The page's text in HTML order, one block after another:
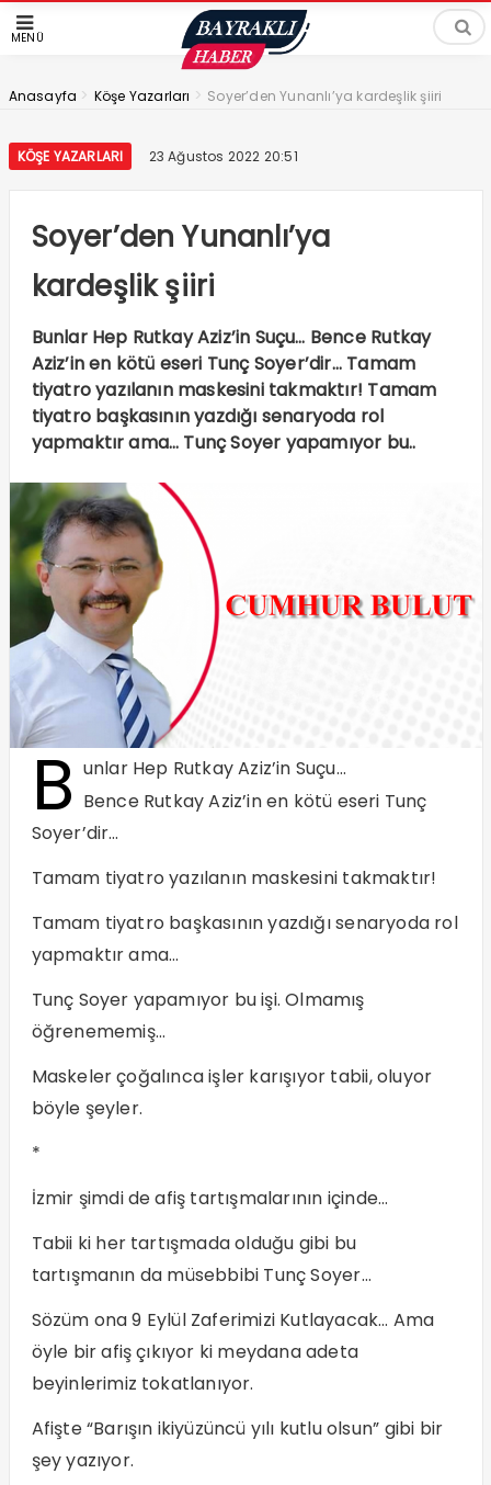
MENÜ
Anasayfa > Köşe Yazarları > Soyer’den Yunanlı’ya kardeşlik şiiri
KÖŞE YAZARLARI 23 Ağustos 2022 20:51
Soyer’den Yunanlı’ya
kardeşlik şiiri
Bunlar Hep Rutkay Aziz’in Suçu… Bence Rutkay
Aziz’in en kötü eseri Tunç Soyer’dir… Tamam
tiyatro yazılanın maskesini takmaktır! Tamam
tiyatro başkasının yazdığı senaryoda rol
yapmaktır ama… Tunç Soyer yapamıyor bu..
B unlar Hep Rutkay Aziz’in Suçu…
Bence Rutkay Aziz’in en kötü eseri Tunç
Soyer’dir…
Tamam tiyatro yazılanın maskesini takmaktır!
Tamam tiyatro başkasının yazdığı senaryoda rol
yapmaktır ama…
Tunç Soyer yapamıyor bu işi. Olmamış
öğrenememiş…
Maskeler çoğalınca işler karışıyor tabii, oluyor
böyle şeyler.
*
İzmir şimdi de afiş tartışmalarının içinde…
Tabii ki her tartışmada olduğu gibi bu
tartışmanın da müsebbibi Tunç Soyer…
Sözüm ona 9 Eylül Zaferimizi Kutlayacak… Ama
öyle bir afiş çıkıyor ki meydana adeta
beyinlerimiz tokatlanıyor.
Afişte “Barışın ikiyüzüncü yılı kutlu olsun” gibi bir
şey yazıyor.